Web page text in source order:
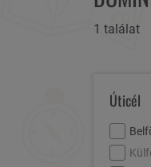
1 találat
Úticél